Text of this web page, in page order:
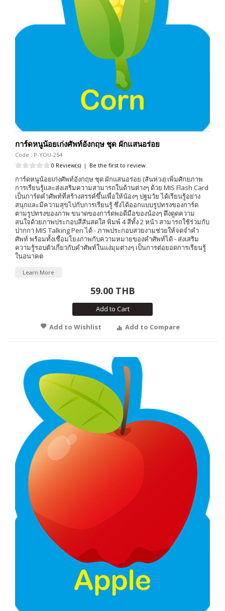
การ์ดหนูน้อยเก่งศัพท์อังกฤษ ชุด ผักแสนอร่อย
Code : P-YOU-254
0 Review(s) | Be the first to review
การ์ดหนูน้อยเก่งศัพท์อังกฤษ ชุด ผักแสนอร่อย (สันห่วง) เพิ่มศักยภาพ
การเรียนรู้และส่งเสริมความสามารถในด้านต่างๆ ด้วย MIS Flash Card
เป็นการ์ดคำศัพท์ที่สร้างสรรค์ขึ้นเพื่อให้น้องๆ ปฐมวัย ได้เรียนรู้อย่าง
สนุกและมีความสุขไปกับการเรียนรู้ ซึ่งได้ออกแบบรูปทรงของการ์ด
ตามรูปทรงของภาพ ขนาดของการ์ดพอดีมือของน้องๆ ดึงดูดความ
สนใจด้วยภาพประกอบสีสันสดใส พิมพ์ 4 สีทั้ง 2 หน้า สามารถใช้ร่วมกับ
ปากกา MIS Talking Pen ได้ - ภาพประกอบสวยงามช่วยให้จดจำคำ
ศัพท์ พร้อมทั้งเชื่อมโยงภาพกับความหมายของคำศัพท์ได้ - ส่งเสริม
ความรู้รอบตัวเกี่ยวกับคำศัพท์ในแง่มุมต่างๆ เป็นการต่อยอดการเรียนรู้
ในอนาคต
Learn More
59.00 THB
Add to Cart
Add to Wishlist
Add to Compare